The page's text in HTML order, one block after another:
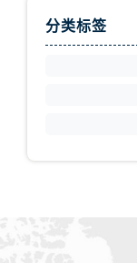
分类标签